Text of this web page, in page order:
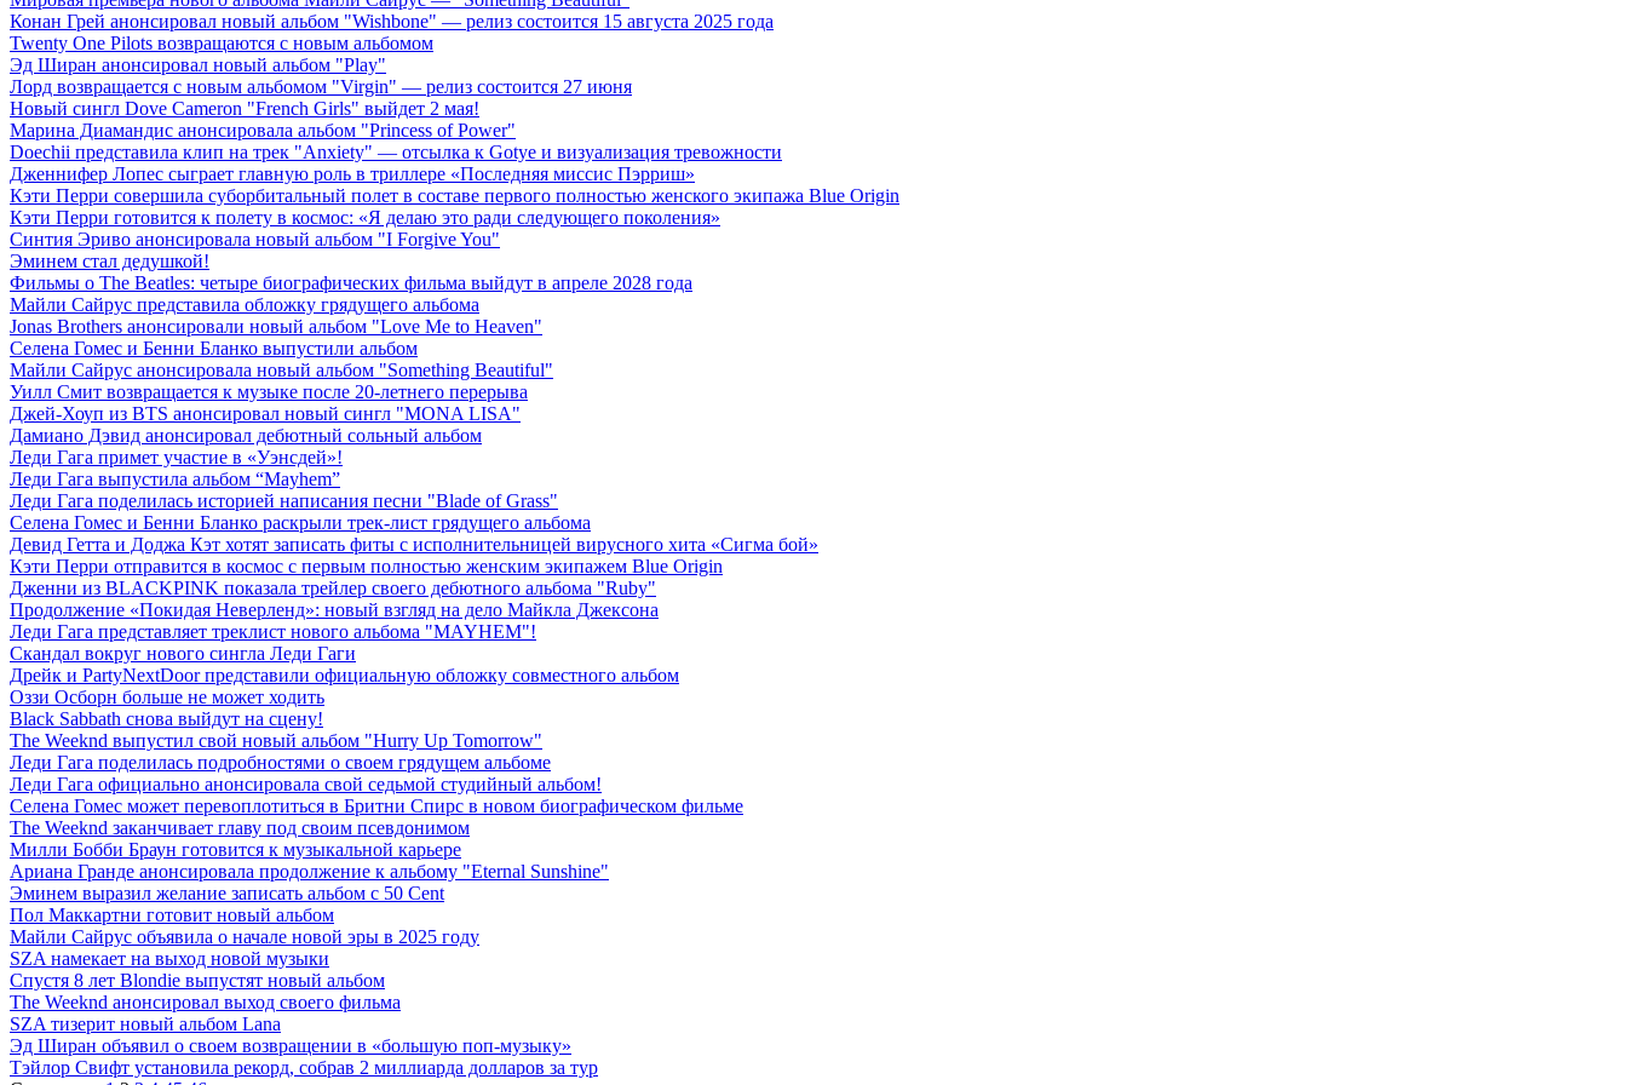
Конан Грей анонсировал новый альбом "Wishbone" — релиз состоится 15 августа 2025 года
Twenty One Pilots возвращаются с новым альбомом
Эд Ширан анонсировал новый альбом "Play"
Лорд возвращается с новым альбомом "Virgin" — релиз состоится 27 июня
Новый сингл Dove Cameron "French Girls" выйдет 2 мая!
Марина Диамандис анонсировала альбом "Princess of Power"
Doechii представила клип на трек "Anxiety" — отсылка к Gotye и визуализация тревожности
Дженнифер Лопес сыграет главную роль в триллере «Последняя миссис Пэрриш»
Кэти Перри совершила суборбитальный полет в составе первого полностью женского экипажа Blue Origin
Кэти Перри готовится к полету в космос: «Я делаю это ради следующего поколения»
Синтия Эриво анонсировала новый альбом "I Forgive You"
Эминем стал дедушкой!
Фильмы о The Beatles: четыре биографических фильма выйдут в апреле 2028 года
Майли Сайрус представила обложку грядущего альбома
Jonas Brothers анонсировали новый альбом "Love Me to Heaven"
Селена Гомес и Бенни Бланко выпустили альбом
Майли Сайрус анонсировала новый альбом "Something Beautiful"
Уилл Смит возвращается к музыке после 20-летнего перерыва
Джей-Хоуп из BTS анонсировал новый сингл "MONA LISA"
Дамиано Дэвид анонсировал дебютный сольный альбом
Леди Гага примет участие в «Уэнсдей»!
Леди Гага выпустила альбом “Mayhem”
Леди Гага поделилась историей написания песни "Blade of Grass"
Селена Гомес и Бенни Бланко раскрыли трек-лист грядущего альбома
Девид Гетта и Доджа Кэт хотят записать фиты с исполнительницей вирусного хита «Сигма бой»
Кэти Перри отправится в космос с первым полностью женским экипажем Blue Origin
Дженни из BLACKPINK показала трейлер своего дебютного альбома "Ruby"
Продолжение «Покидая Неверленд»: новый взгляд на дело Майкла Джексона
Леди Гага представляет треклист нового альбома "MAYHEM"!
Скандал вокруг нового сингла Леди Гаги
Дрейк и PartyNextDoor представили официальную обложку совместного альбом
Оззи Осборн больше не может ходить
Black Sabbath снова выйдут на сцену!
The Weeknd выпустил свой новый альбом "Hurry Up Tomorrow"
Леди Гага поделилась подробностями о своем грядущем альбоме
Леди Гага официально анонсировала свой седьмой студийный альбом!
Селена Гомес может перевоплотиться в Бритни Спирс в новом биографическом фильме
The Weeknd заканчивает главу под своим псевдонимом
Милли Бобби Браун готовится к музыкальной карьере
Ариана Гранде анонсировала продолжение к альбому "Eternal Sunshine"
Эминем выразил желание записать альбом с 50 Cent
Пол Маккартни готовит новый альбом
Майли Сайрус объявила о начале новой эры в 2025 году
SZA намекает на выход новой музыки
Спустя 8 лет Blondie выпустят новый альбом
The Weeknd анонсировал выход своего фильма
SZA тизерит новый альбом Lana
Эд Ширан объявил о своем возвращении в «большую поп-музыку»
Тэйлор Свифт установила рекорд, собрав 2 миллиарда долларов за тур